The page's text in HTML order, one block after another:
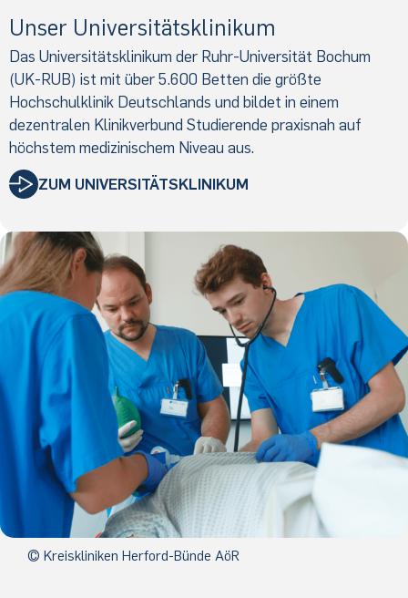
Unser Universitätsklinikum
Das Universitätsklinikum der Ruhr-Universität Bochum
(UK-RUB) ist mit über 5.600 Betten die größte
Hochschulklinik Deutschlands und bildet in einem
dezentralen Klinikverbund Studierende praxisnah auf
höchstem medizinischem Niveau aus.
ZUM UNIVERSITÄTSKLINIKUM
© Kreiskliniken Herford-Bünde AöR